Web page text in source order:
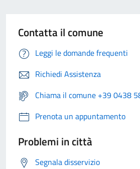
Contatta il comune
Leggi le domande frequenti
Richiedi Assistenza
Chiama il comune +39 0438
Prenota un appuntamento
Problemi in città
Segnala disservizio